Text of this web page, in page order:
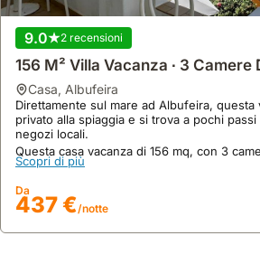
9.0 2 recensioni
156 M² Villa Vacanza ∙ 3 Camere
casa, Albufeira
Direttamente sul mare ad Albufeira,
privato alla spiaggia e si trova a pochi
negozi locali.
Questa casa vacanza di 156 mq, con 3
ospita comodamente fino a 7 persone,
aria condizionata e una terrazza con vista
Scopri di più
Da
437 €/notte